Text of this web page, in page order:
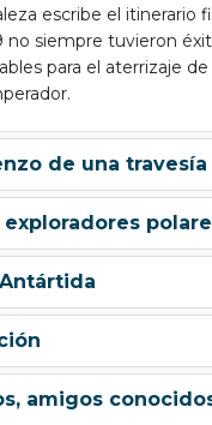
escribe el itinerario
no siempre tuvieron
para el aterrizaje
de una travesía
amigos